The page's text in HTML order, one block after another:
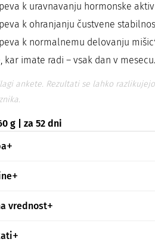
k uravnavanju hormonske
k ohranjanju čustvene
k normalnemu delovanju
kar imate radi – vsak dan v mesecu.
ankete. Rezultati se lahko
g | za 52 dni
vrednost